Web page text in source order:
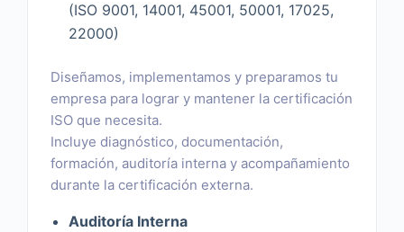
(ISO 9001, 14001, 45001, 50001, 17025,
22000)
Diseñamos, implementamos y preparamos tu
empresa para lograr y mantener la certificación
ISO que necesita.
Incluye diagnóstico, documentación,
formación, auditoría interna y acompañamiento
durante la certificación externa.
Auditoría Interna